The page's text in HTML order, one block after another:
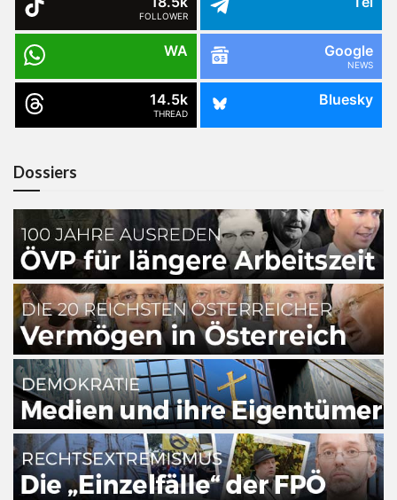
FOLLOWER
WA Google
NEWS
14.5k
THREAD
Bluesky
Dossiers